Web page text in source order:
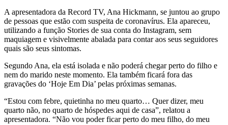
A apresentadora da Record TV, Ana Hickmann, se juntou ao grupo
de pessoas que estão com suspeita de coronavírus. Ela apareceu,
utilizando a função Stories de sua conta do Instagram, sem
maquiagem e visivelmente abalada para contar aos seus seguidores
quais são seus sintomas.
Segundo Ana, ela está isolada e não poderá chegar perto do filho e
nem do marido neste momento. Ela também ficará fora das
gravações do ‘Hoje Em Dia’ pelas próximas semanas.
“Estou com febre, quietinha no meu quarto… Quer dizer, meu
quarto não, no quarto de hóspedes aqui de casa”, relatou a
apresentadora. “Não vou poder ficar perto do meu filho, do meu